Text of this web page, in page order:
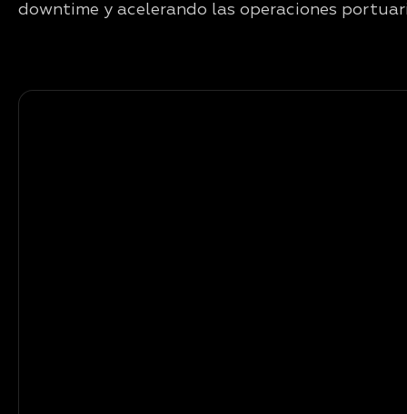
downtime y acelerando las operaciones